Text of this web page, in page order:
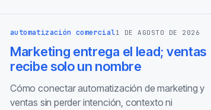
automatización comercial1 DE AGOSTO DE 2026
Marketing entrega el lead; ventas
recibe solo un nombre
Cómo conectar automatización de marketing y
ventas sin perder intención, contexto ni